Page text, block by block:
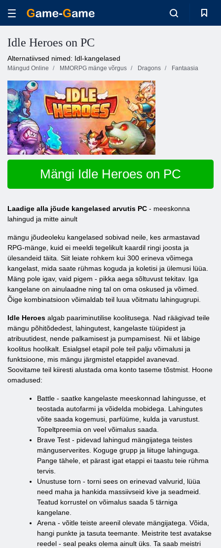
Idle Heroes on PC
Alternatiivsed nimed: Idl-kangelased
Mängud Online MMORPG mänge võrgus Dragons Fantaasia
Mängi Idle Heroes on PC
Laadige alla jõude kangelased arvutis PC - meeskonna
lahingud ja mitte ainult
mängu jõudeoleku kangelased sobivad neile, kes armastavad
RPG-mänge, kuid ei meeldi tegelikult kaardil ringi joosta ja
ülesandeid täita. Siit leiate rohkem kui 300 erineva võimega
kangelast, mida saate rühmas koguda ja koletisi ja ülemusi lüüa.
Mäng pole igav, vaid pigem - pikka aega sõltuvust tekitav. Iga
kangelane on ainulaadne ning tal on oma oskused ja võimed.
Õige kombinatsioon võimaldab teil luua võitmatu lahingugrupi.
Idle Heroes algab paariminutilise koolitusega. Nad räägivad teile
mängu põhitõdedest, lahingutest, kangelaste tüüpidest ja
atribuutidest, nende palkamisest ja pumpamisest. Nii et läbige
koolitus hoolikalt. Esialgsel etapil pole teil palju võimalusi ja
funktsioone, mis mängu järgmistel etappidel avanevad.
Soovitame teil kiiresti alustada oma konto taseme tõstmist. Hoone
omadused:
Battle - saatke kangelaste meeskonnad lahingusse, et
teostada autofarmi ja võidelda mobidega. Lahingutes
võite saada kogemusi, parfüüme, kulda ja varustust.
Topeltpreemia on veel võimalus saada.
Brave Test - pidevad lahingud mängijatega teistes
mänguserverites. Koguge grupp ja liituge lahinguga.
Pange tähele, et pärast igat etappi ei taastu teie rühma
tervis.
Unustuse torn - torni sees on erinevad valvurid, lüüa
need maha ja hankida massiivseid kive ja seadmeid.
Teatud korrustel on võimalus saada 5 tärniga
kangelane.
Arena - võitle teiste areenil olevate mängijatega. Võida,
hangi punkte ja tasuta teemante. Meistrite test avatakse
reedel - seal peaks olema ainult üks. Ta saab meistri